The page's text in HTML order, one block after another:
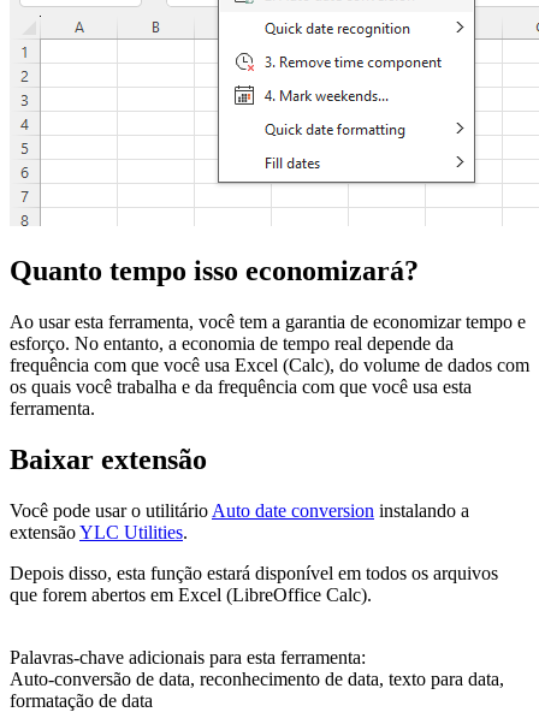
Quanto tempo isso economizará?
Ao usar esta ferramenta, você tem a garantia de economizar tempo e
esforço. No entanto, a economia de tempo real depende da
frequência com que você usa Excel (Calc), do volume de dados com
os quais você trabalha e da frequência com que você usa esta
ferramenta.
Baixar extensão
Você pode usar o utilitário Auto date conversion instalando a
extensãoYLC Utilities.
Depois disso, esta função estará disponível em todos os arquivos
que forem abertos em Excel (LibreOffice Calc).
Palavras-chave adicionais para esta ferramenta:
Auto-conversão de data, reconhecimento de data, texto para data,
formatação de data